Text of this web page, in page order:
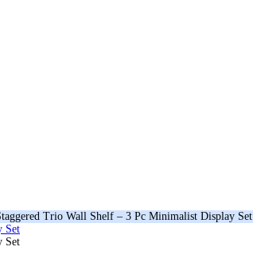
Trio Wall Shelf – 3 Pc Minimalist Display Set